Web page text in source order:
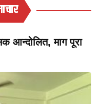
आन्दोलित, माग पूरा